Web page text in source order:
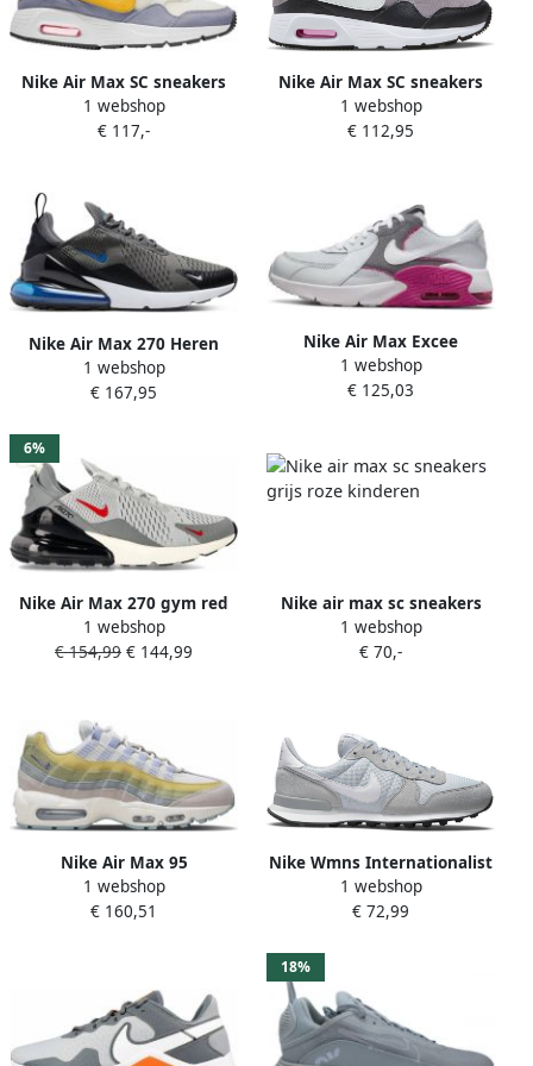
Nike Air Max SC sneakers
wit grijs geel
1 webshop
€ 117,-
Nike Air Max SC sneakers
grijs zilvergrijs wit
1 webshop
€ 112,95
Nike Air Max 270 Heren
Sneakers Sportschoenen
Schoenen Grijs-Blauw
1 webshop
€ 167,95
Nike Air Max Excee
sneakers lichtgrijs wit
fuchsia
1 webshop
€ 125,03
6%
Nike Air Max 270 gym red
white black grijs Schoenen
1 webshop
€ 154,99 € 144,99
Nike air max sc sneakers
grijs roze kinderen
1 webshop
€ 70,-
Nike Air Max 95
Damesschoen Sail Light
Marine Olive Aura Ocean
1 webshop
€ 160,51
Nike Wmns Internationalist
Sneakers Dames wolf grey
white pure platinum black
1 webshop
€ 72,99
18%